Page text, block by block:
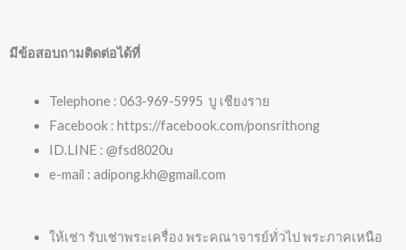
มีข้อสอบถามติดต่อได้ที่
Telephone : 063-969-5995 บู เชียงราย
Facebook : https://facebook.com/ponsrithong
ID.LINE : @fsd8020u
e-mail : adipong.kh@gmail.com
ให้เช่า รับเช่าพระเครื่อง พระคณาจารย์ทั่วไป พระภาคเหนือ